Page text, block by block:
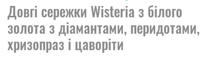
Довгі сережки Wisteria з білого
золота з діамантами, перидотами,
хризопраз і цаворіти